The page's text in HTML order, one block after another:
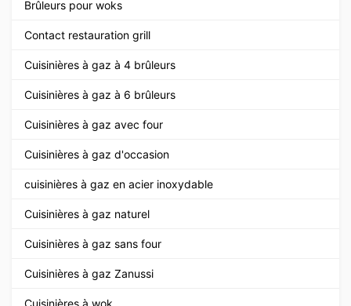
Brûleurs pour woks
Contact restauration grill
Cuisinières à gaz à 4 brûleurs
Cuisinières à gaz à 6 brûleurs
Cuisinières à gaz avec four
Cuisinières à gaz d'occasion
cuisinières à gaz en acier inoxydable
Cuisinières à gaz naturel
Cuisinières à gaz sans four
Cuisinières à gaz Zanussi
Cuisinières à wok